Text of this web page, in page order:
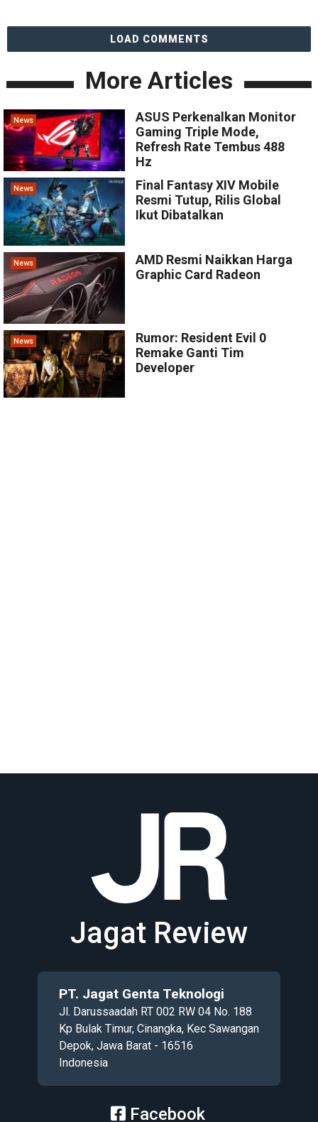
LOAD COMMENTS
More Articles
News
ASUS Perkenalkan Monitor
Gaming Triple Mode,
Refresh Rate Tembus 488
Hz
News
Final Fantasy XIV Mobile
Resmi Tutup, Rilis Global
Ikut Dibatalkan
News
AMD Resmi Naikkan Harga
Graphic Card Radeon
News
Rumor: Resident Evil 0
Remake Ganti Tim
Developer
Jagat Review
PT. Jagat Genta Teknologi
Jl. Darussaadah RT 002 RW 04 No. 188
Kp Bulak Timur, Cinangka, Kec Sawangan
Depok, Jawa Barat - 16516
Indonesia
Facebook